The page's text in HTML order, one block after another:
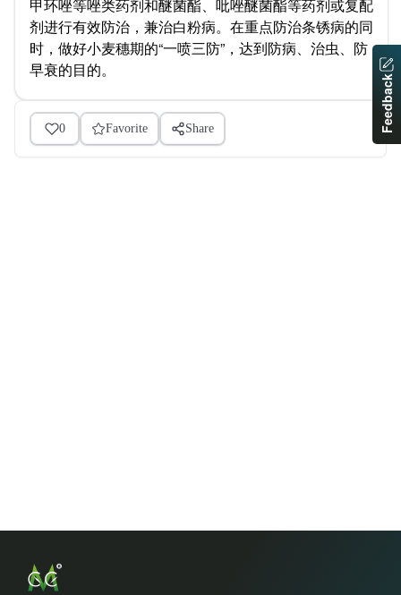
甲环唑等唑类药剂和醚菌酯、吡唑醚菌酯等药剂或复配
剂进行有效防治，兼治白粉病。在重点防治条锈病的同
时，做好小麦穗期的“一喷三防”，达到防病、治虫、防
早衰的目的。
0 Favorite Share Feedback